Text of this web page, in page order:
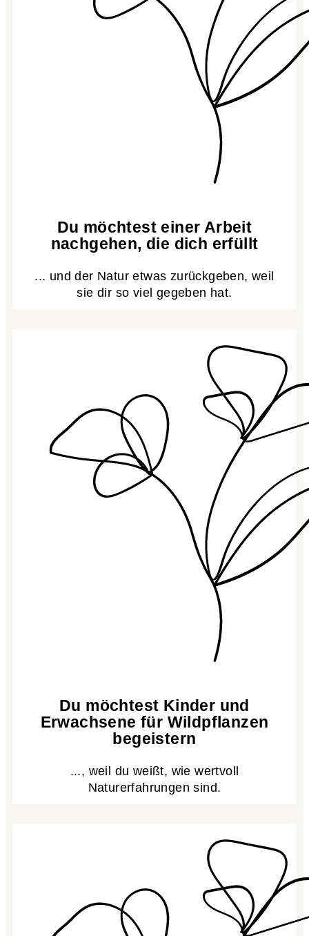
Du möchtest einer Arbeit
nachgehen, die dich erfüllt
... und der Natur etwas zurückgeben, weil
sie dir so viel gegeben hat.
Du möchtest Kinder und
Erwachsene für Wildpflanzen
begeistern
..., weil du weißt, wie wertvoll
Naturerfahrungen sind.